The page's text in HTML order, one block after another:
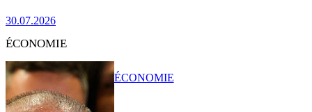
30.07.2026
ÉCONOMIE
ÉCONOMIE